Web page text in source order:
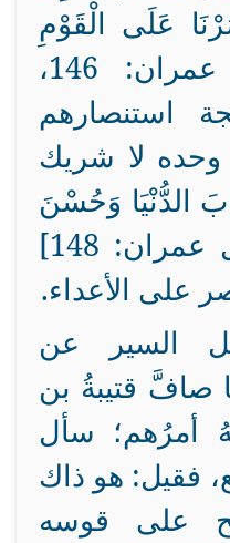
عَلَى الْقَوْمِ
الْكَافِرِينَ ﴾ [آل عمران: 146،
استنصارهم
وحده لا شريك
الدُّنْيَا وَحُسْنَ
ثَوَابِ الْآَخِرَةِ ﴾ [آل عمران: 148]
على الأعداء.
السير عن
صافَّ قتيبةُ بن
أمرُهم؛ سأل
فقيل: هو ذاك
على قوسه